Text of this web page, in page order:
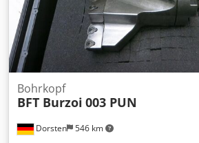
uns auf Ihren Besuch. Dedozid Aljpfx
Hirsch Team
Dorsten 546 km
Bohrkopf
BFT Burzoi 003 PUN